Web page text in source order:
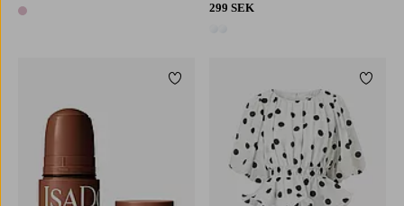
1 färg
299 SEK
Lägg till i favoriter Lägg